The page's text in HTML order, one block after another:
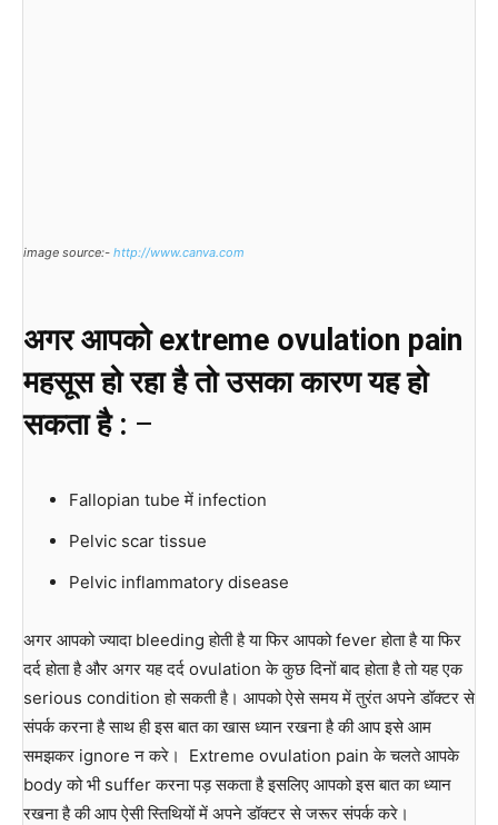
image source:- http://www.canva.com
अगर आपको extreme ovulation pain
महसूस हो रहा है तो उसका कारण यह हो
सकता है : –
Fallopian tube में infection
Pelvic scar tissue
Pelvic inflammatory disease
अगर आपको ज्यादा bleeding होती है या फिर आपको fever होता है या फिर
दर्द होता है और अगर यह दर्द ovulation के कुछ दिनों बाद होता है तो यह एक
serious condition हो सकती है। आपको ऐसे समय में तुरंत अपने डॉक्टर से
संपर्क करना है साथ ही इस बात का खास ध्यान रखना है की आप इसे आम
समझकर ignore न करे। Extreme ovulation pain के चलते आपके
body को भी suffer करना पड़ सकता है इसलिए आपको इस बात का ध्यान
रखना है की आप ऐसी स्तिथियों में अपने डॉक्टर से जरूर संपर्क करे।